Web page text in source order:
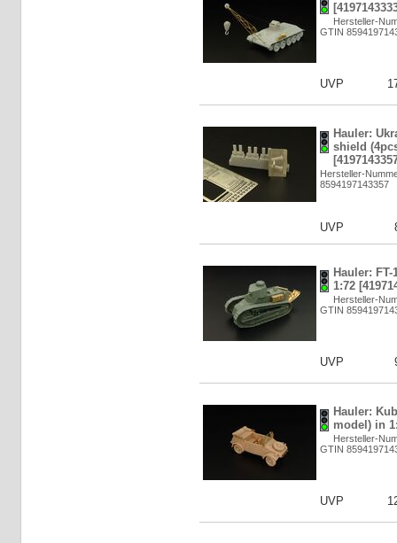
Hersteller-
GTIN
UVP
Hauler:
shield
Hersteller-
8594197143357
UVP
Hauler:
1:72
Hersteller-
GTIN
UVP
Hauler:
model) in
Hersteller-
GTIN
UVP